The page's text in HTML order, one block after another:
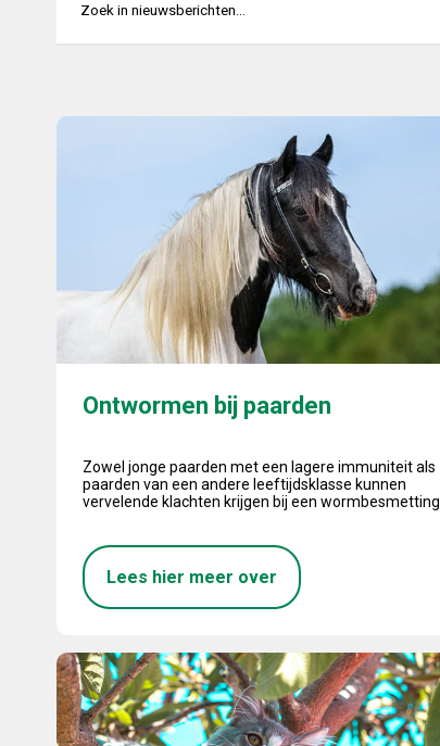
Ontwormen bij paarden
Ontwormen bij paarden
Zowel jonge paarden met een lagere immuniteit als
paarden van een andere leeftijdsklasse kunnen
vervelende klachten krijgen bij een wormbesmetting.
Lees hier meer over
Nieuwsbrief lente 2022